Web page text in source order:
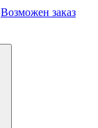
Возможен заказ